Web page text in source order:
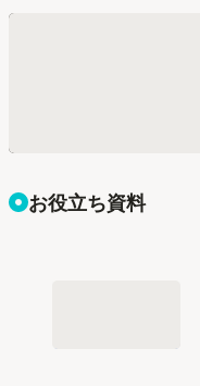
お役立ち資料